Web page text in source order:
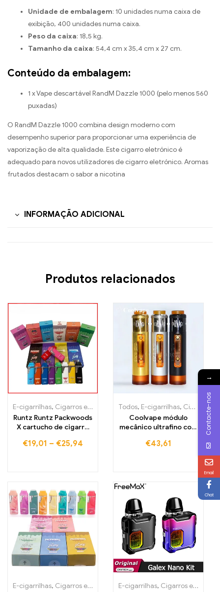
Unidade de embalagem: 10 unidades numa caixa de
exibição, 400 unidades numa caixa.
Peso da caixa: 18,5 kg.
Tamanho da caixa: 54,4 cm x 35,4 cm x 27 cm.
Conteúdo da embalagem:
1 x Vape descartável RandM Dazzle 1000 (pelo menos 560
puxadas)
O RandM Dazzle 1000 combina design moderno com
desempenho superior para proporcionar uma experiência de
vaporização de alta qualidade. Este cigarro eletrónico é
adequado para novos utilizadores de cigarro eletrónico. Aromas
frutados destacam o sabor a nicotina
INFORMAÇÃO ADICIONAL
Produtos relacionados
E-cigarrilhas, Cigarros eletrónicos descartáveis Portugal ,
Runtz Runtz Packwoods
X cartucho de cigarro
bateria recarregável
€19,01 – €25,94
Todos, E-cigarrilhas, Cigarros eletrónicos descartáveis Portugal
Coolvape módulo
mecânico ultrafino com
€43,61
E-cigarrilhas, Cigarros eletrónicos descartáveis Portugal ,
E-cigarrilhas, Cigarros eletrónicos descartáveis Portugal
→
Contacte-nos
Email
Chat